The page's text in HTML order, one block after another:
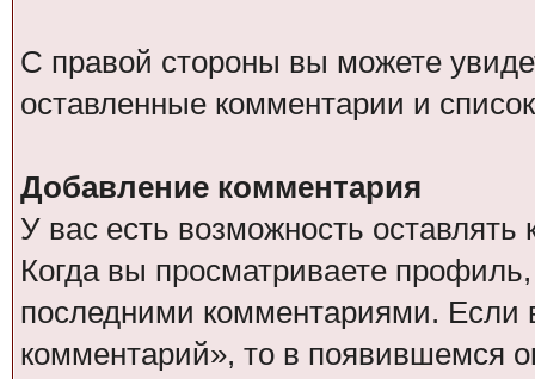
С правой стороны вы можете
оставленные комментарии и
Добавление комментария
У вас есть возможность
Когда вы просматриваете
последними комментариями. Если
комментарий», то в появившемся